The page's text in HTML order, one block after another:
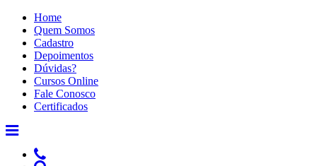
Home
Quem Somos
Cadastro
Depoimentos
Dúvidas?
Cursos Online
Fale Conosco
Certificados